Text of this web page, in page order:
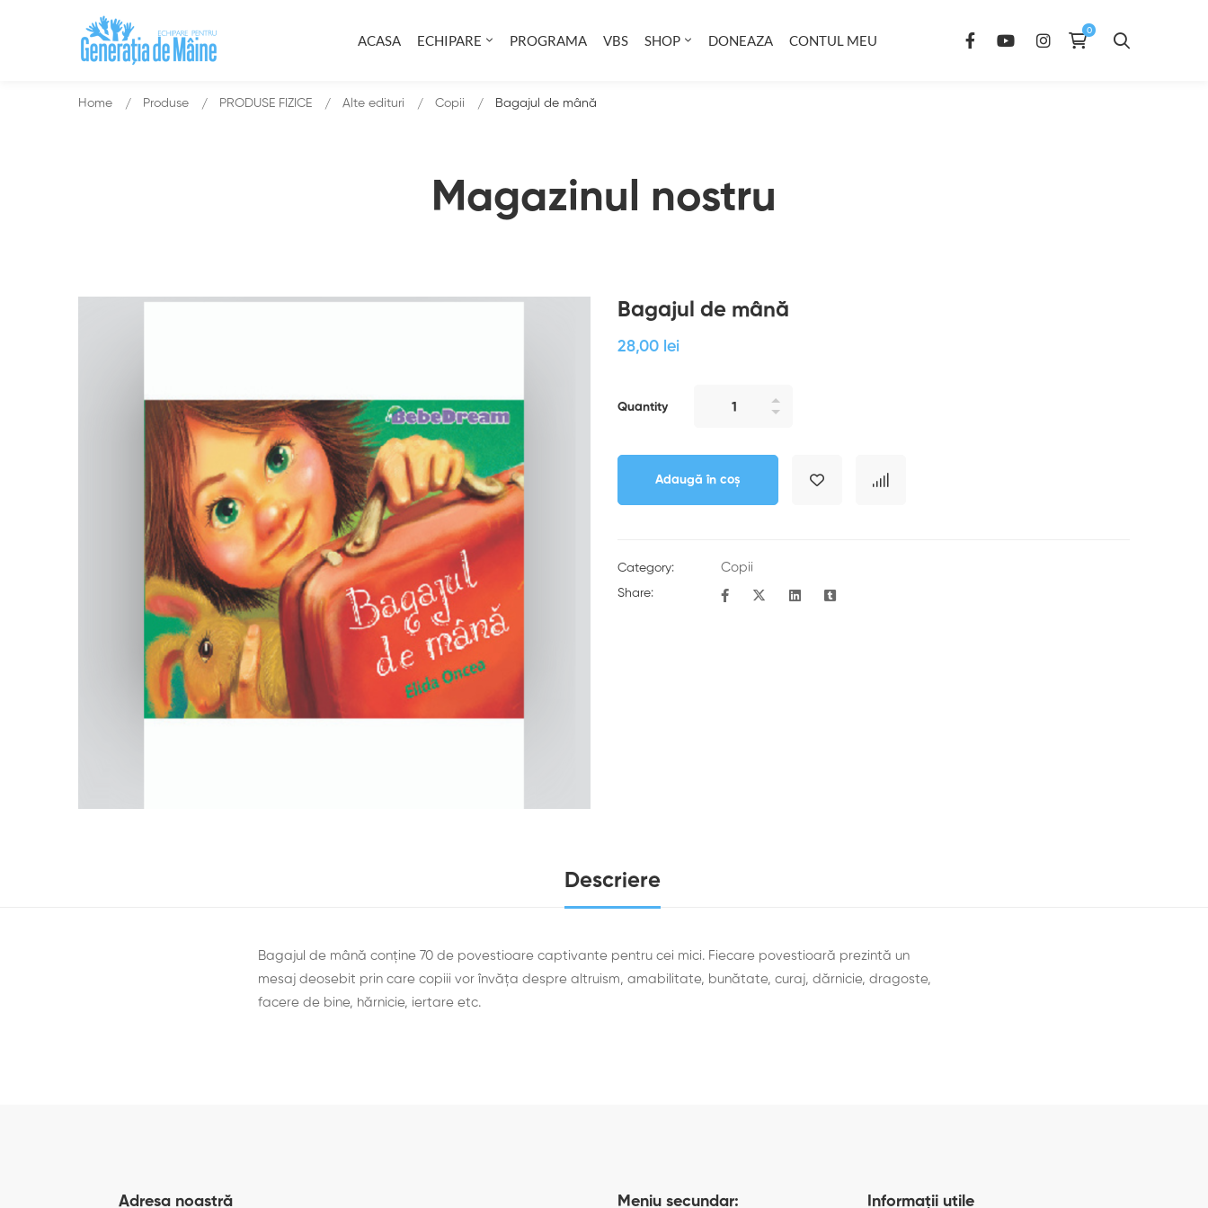
ACASA ECHIPARE PROGRAMA VBS SHOP DONEAZA CONTUL MEU
Magazinul nostru
Home Produse PRODUSE FIZICE Alte edituri Copii Bagajul de mână
Bagajul de mână
28,00 lei
Quantity
Adaugă în coș
Category: Copii
Share:
Descriere
Bagajul de mână conține 70 de povestioare captivante pentru cei mici. Fiecare povestioară prezintă un
mesaj deosebit prin care copiii vor învăța despre altruism, amabilitate, bunătate, curaj, dărnicie, dragoste,
facere de bine, hărnicie, iertare etc.
Adresa noastră Meniu secundar: Informații utile